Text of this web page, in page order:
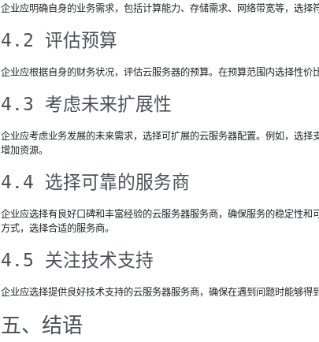
企业应明确自身的业务需求，包括计算能力、存储需求、网络带宽等，选择
4.2 评估预算
企业应根据自身的财务状况，评估云服务器的预算。在预算范围内选择性价
4.3 考虑未来扩展性
企业应考虑业务发展的未来需求，选择可扩展的云服务器配置。例如，选
增加资源。
4.4 选择可靠的服务商
企业应选择有良好口碑和丰富经验的云服务器服务商，确保服务的稳定性
方式，选择合适的服务商。
4.5 关注技术支持
企业应选择提供良好技术支持的云服务器服务商，确保在遇到问题时能够得
五、结语